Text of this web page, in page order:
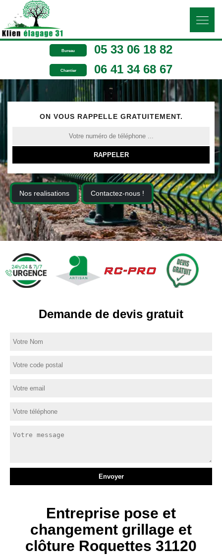
Bureau 05 33 06 18 82
Chantier 06 41 34 68 67
ON VOUS RAPPELLE GRATUITEMENT.
Nos realisations Contactez-nous !
Demande de devis gratuit
Entreprise pose et
changement grillage et
clôture Roquettes 31120